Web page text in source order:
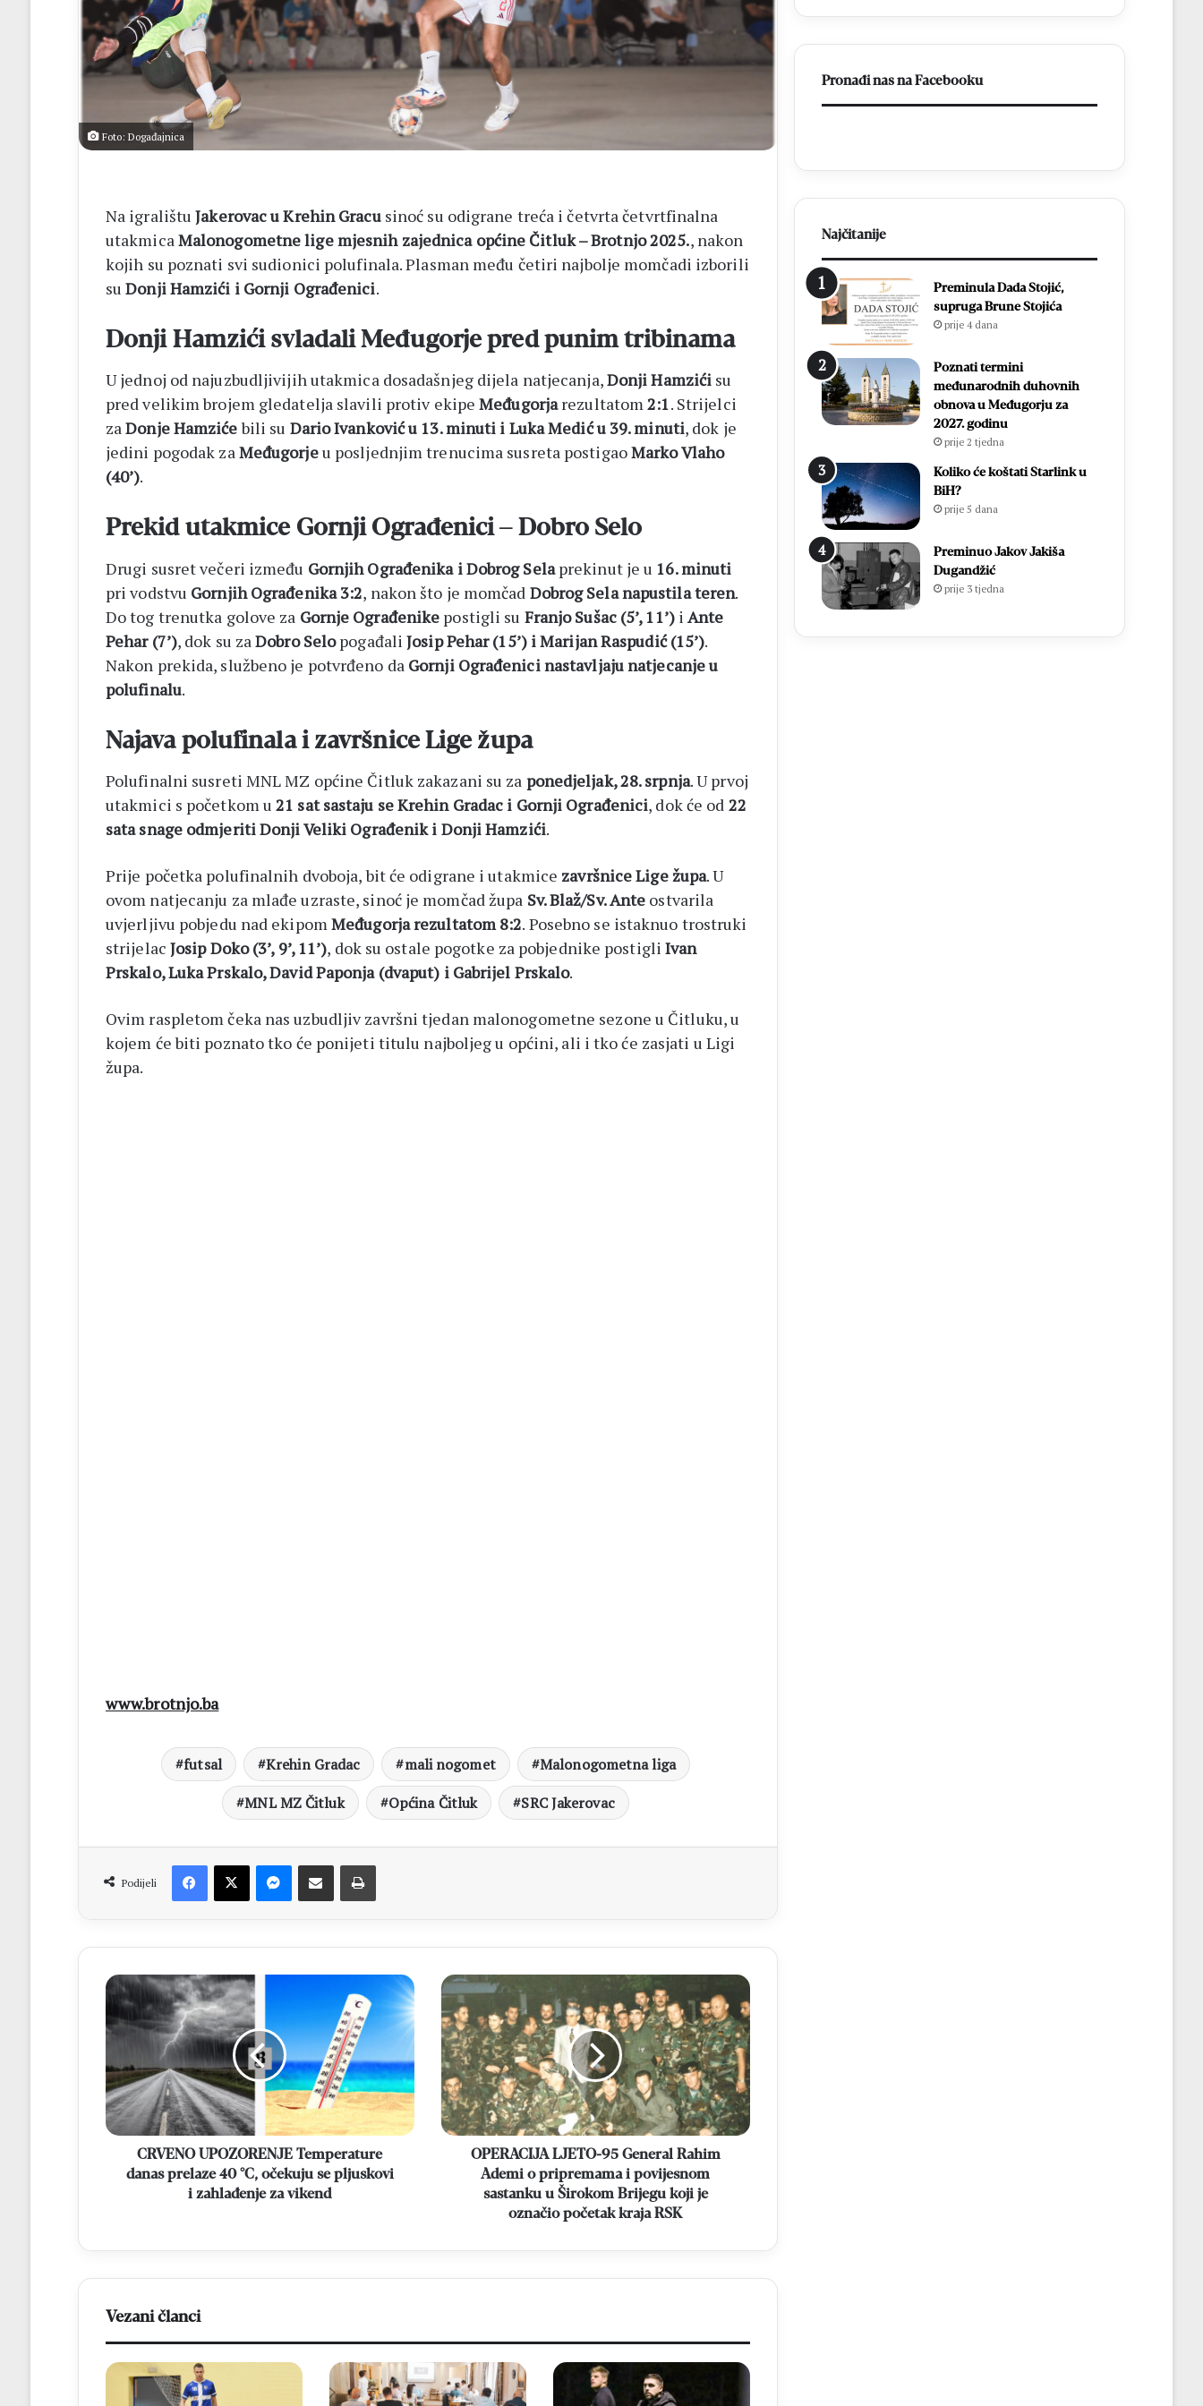
Foto: Događajnica
Na igralištuJakerovac u Krehin Gracusinoć su odigrane treća i četvrta četvrtfinalna
utakmica Malonogometne lige mjesnih zajednica općine Čitluk – Brotnjo 2025., nakon
kojih su poznati svi sudionici polufinala. Plasman među četiri najbolje momčadi izborili
suDonji Hamzići i Gornji Ograđenici.
Donji Hamzići svladali Međugorje pred punim tribinama
U jednoj od najuzbudljivijih utakmica dosadašnjeg dijela natjecanja,Donji Hamzići su
pred velikim brojem gledatelja slavili protiv ekipeMeđugorjarezultatom2:1. Strijelci
zaDonje Hamzićebili su Dario Ivanković u 13. minuti i Luka Medić u 39. minuti, dok je
jedini pogodak zaMeđugorjeu posljednjim trenucima susreta postigaoMarko Vlaho
(40’).
Prekid utakmice Gornji Ograđenici – Dobro Selo
Drugi susret večeri između Gornjih Ograđenika i Dobrog Selaprekinut je u 16. minuti
pri vodstvu Gornjih Ograđenika 3:2, nakon što je momčad Dobrog Sela napustila teren.
Do tog trenutka golove za Gornje Ograđenike postigli su Franjo Sušac (5’, 11’)iAnte
Pehar (7’), dok su zaDobro SelopogađaliJosip Pehar (15’) i Marijan Raspudić (15’).
Nakon prekida, službeno je potvrđeno da Gornji Ograđenici nastavljaju natjecanje u
polufinalu.
Najava polufinala i završnice Lige župa
Polufinalni susreti MNL MZ općine Čitluk zakazani su za ponedjeljak, 28. srpnja. U prvoj
utakmici s početkom u21 sat sastaju se Krehin Gradac i Gornji Ograđenici, dok će od 22
sata snage odmjeriti Donji Veliki Ograđenik i Donji Hamzići.
Prije početka polufinalnih dvoboja, bit će odigrane i utakmice završnice Lige župa. U
ovom natjecanju za mlađe uzraste, sinoć je momčad župa Sv. Blaž/Sv. Ante ostvarila
uvjerljivu pobjedu nad ekipomMeđugorja rezultatom 8:2. Posebno se istaknuo trostruki
strijelac Josip Doko (3’, 9’, 11’), dok su ostale pogotke za pobjednike postigliIvan
Prskalo, Luka Prskalo, David Paponja (dvaput) i Gabrijel Prskalo.
Ovim raspletom čeka nas uzbudljiv završni tjedan malonogometne sezone u Čitluku, u
kojem će biti poznato tko će ponijeti titulu najboljeg u općini, ali i tko će zasjati u Ligi
župa.
www.brotnjo.ba
futsal Krehin Gradac mali nogomet
Malonogometna liga
MNL MZ Čitluk
Općina Čitluk SRC Jakerovac
Podijeli
Facebook
X MessengerDijeli putem Emaila Printaj
CRVENO
UPOZORENJE
Temperature
danas
40
°C,
očekuju
se
pljuskoviCRVENO UPOZORENJE Temperature
danas prelaze 40 °C, očekuju se pljuskovi
i zahlađenje za vikend
OPERACIJA
LJETO-
95
General
Rahim
Ademi
o
pripremama
i
povijesnom
sastanku
označio
RSK
OPERACIJA LJETO-95 General Rahim
Ademi o pripremama i povijesnom
sastanku u Širokom Brijegu koji je
označio početak kraja RSK
Vezani članci
ligu
FBiH
Pronađi nas na Facebooku
Najčitanije
Preminula Dada Stojić,
supruga Brune Stojića
prije 4 dana
Poznati termini
međunarodnih duhovnih
obnova u Međugorju za
2027. godinu
prije 2 tjedna
Koliko će koštati Starlink u
BiH?
prije 5 dana
Preminuo Jakov Jakiša
Dugandžić
prije 3 tjedna